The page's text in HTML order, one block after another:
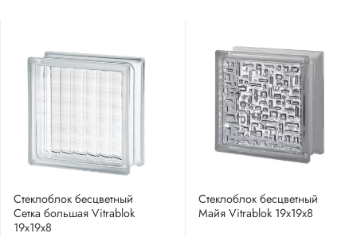
Стеклоблок бесцветный
Сетка большая Vitrablok
19х19х8
Стеклоблок бесцветный
Майя Vitrablok 19х19х8